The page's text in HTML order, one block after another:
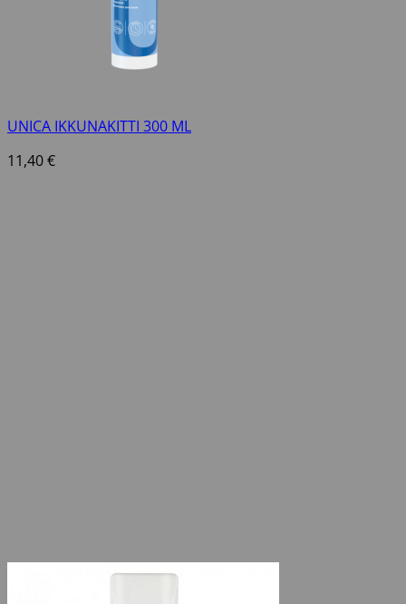
UNICA IKKUNAKITTI 300 ML
11,40€